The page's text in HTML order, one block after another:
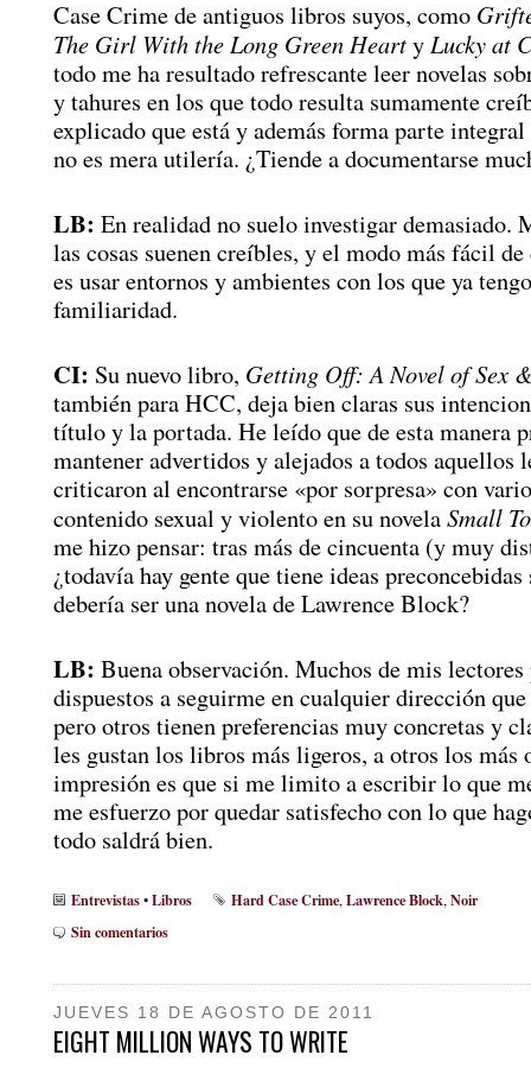
Case Crime de antiguos libros suyos, como
The Girl With the Long Green HeartyLucky at
todo me ha resultado refrescante leer novelas
y tahures en los que todo resulta sumamente
explicado que está y además forma parte
no es mera utilería. ¿Tiende a documentarse
LB: En realidad no suelo investigar demasiado.
las cosas suenen creíbles, y el modo más fácil
es usar entornos y ambientes con los que ya
familiaridad.
CI: Su nuevo libro, Getting Off: A Novel of Sex
también para HCC, deja bien claras sus
título y la portada. He leído que de esta manera
mantener advertidos y alejados a todos aquellos
criticaron al encontrarse «por sorpresa» con
contenido sexual y violento en su novelaSmall
me hizo pensar: tras más de cincuenta (y muy
¿todavía hay gente que tiene ideas
debería ser una novela de Lawrence Block?
LB: Buena observación. Muchos de mis lectores
dispuestos a seguirme en cualquier dirección
pero otros tienen preferencias muy concretas y
les gustan los libros más ligeros, a otros los más
impresión es que si me limito a escribir lo que
me esfuerzo por quedar satisfecho con lo que
todo saldrá bien.
Entrevistas•Libros Hard Case Crime,Lawrence Block,Noir
Sin comentarios
JUEVES 18 DE AGOSTO DE 2011
EIGHT MILLION WAYS TO WRITE